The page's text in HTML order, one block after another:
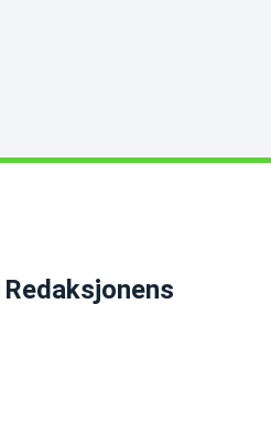
Redaksjonens